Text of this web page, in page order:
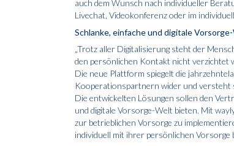
auch dem Wunsch nach individueller
Livechat, Videokonferenz oder im
Schlanke, einfache und digitale
„Trotz aller Digitalisierung steht der
den persönlichen Kontakt nicht verzichtet
Die neue Plattform spiegelt die
Kooperationspartnern wider und versteht
Die entwickelten Lösungen sollen den
und digitale Vorsorge-Welt bieten. Mit
zur betrieblichen Vorsorge zu
individuell mit ihrer persönlichen Vorsorge